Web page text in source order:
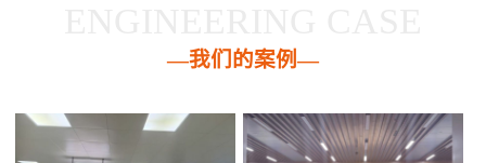
—我们的案例—